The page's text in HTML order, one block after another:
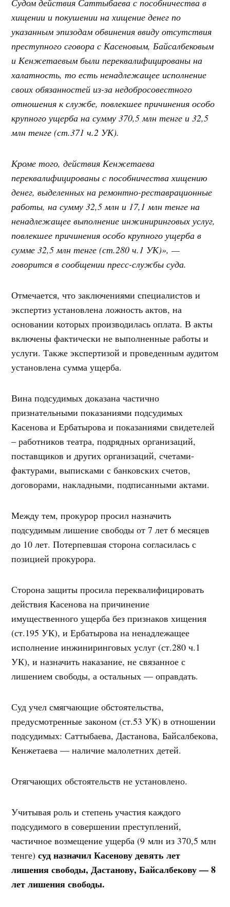
хищении и покушении на хищение денег по
указанным эпизодам обвинения ввиду отсутствия
преступного сговора с Касеновым, Байсалбековым
и Кенжетаевым были переквалифицированы на
халатность, то есть ненадлежащее исполнение
своих обязанностей из-за недобросовестного
отношения к службе, повлекшее причинения особо
крупного ущерба на сумму 370,5 млн тенге и 32,5
млн тенге (ст.371 ч.2 УК).
Кроме того, действия Кенжетаева
переквалифицированы с пособничества хищению
денег, выделенных на ремонтно-реставрационные
работы, на сумму 32,5 млн и 17,1 млн тенге на
ненадлежащее выполнение инжиниринговых услуг,
повлекшее причинения особо крупного ущерба в
сумме 32,5 млн тенге (ст.280 ч.1 УК)», —
говорится в сообщении пресс-службы суда.
Отмечается, что заключениями специалистов и
экспертиз установлена ложность актов, на
основании которых производилась оплата. В акты
включены фактически не выполненные работы и
услуги. Также экспертизой и проведенным аудитом
установлена сумма ущерба.
Вина подсудимых доказана частично
признательными показаниями подсудимых
Касенова и Ербатырова и показаниями свидетелей
– работников театра, подрядных организаций,
поставщиков и других организаций, счетами-
фактурами, выписками с банковских счетов,
договорами, накладными, подписанными актами.
Между тем, прокурор просил назначить
подсудимым лишение свободы от 7 лет 6 месяцев
до 10 лет. Потерпевшая сторона согласилась с
позицией прокурора.
Сторона защиты просила переквалифицировать
действия Касенова на причинение
имущественного ущерба без признаков хищения
(ст.195 УК), и Ербатырова на ненадлежащее
исполнение инжиниринговых услуг (ст.280 ч.1
УК), и назначить наказание, не связанное с
лишением свободы, а остальных — оправдать.
Суд учел смягчающие обстоятельства,
предусмотренные законом (ст.53 УК) в отношении
подсудимых: Саттыбаева, Дастанова, Байсалбекова,
Кенжетаева — наличие малолетних детей.
Отягчающих обстоятельств не установлено.
Учитывая роль и степень участия каждого
подсудимого в совершении преступлений,
частичное возмещение ущерба (9 млн из 370,5 млн
тенге) суд назначил Касенову девять лет
лишения свободы, Дастанову, Байсалбекову — 8
лет лишения свободы.